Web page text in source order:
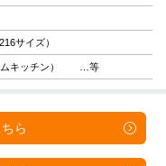
サイズ）
ームキッチン） …等
ちら